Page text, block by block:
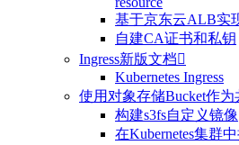
基于京东云ALB实
自建CA证书和私钥
Ingress新版文档
Kubernetes Ingress
使用对象存储Bucket作
构建s3fs自定义镜像
在Kubernetes集群